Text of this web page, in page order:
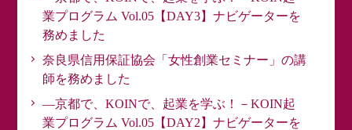
業プログラム Vol.05【DAY3】ナビゲーターを
務めました
奈良県信用保証協会「女性創業セミナー」の講
師を務めました
―京都で、KOINで、起業を学ぶ！－KOIN起
業プログラム Vol.05【DAY2】ナビゲーターを